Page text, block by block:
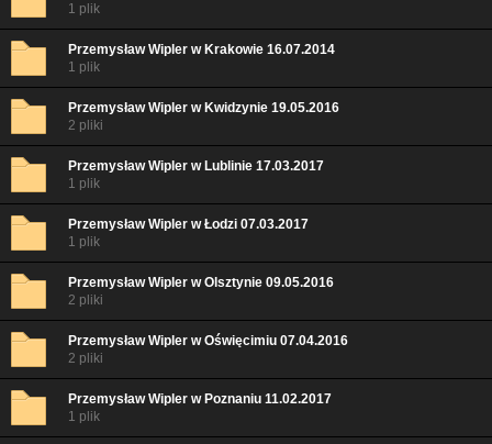
1 plik
Przemysław Wipler w Krakowie 16.07.2014
1 plik
Przemysław Wipler w Kwidzynie 19.05.2016
2 pliki
Przemysław Wipler w Lublinie 17.03.2017
1 plik
Przemysław Wipler w Łodzi 07.03.2017
1 plik
Przemysław Wipler w Olsztynie 09.05.2016
2 pliki
Przemysław Wipler w Oświęcimiu 07.04.2016
2 pliki
Przemysław Wipler w Poznaniu 11.02.2017
1 plik